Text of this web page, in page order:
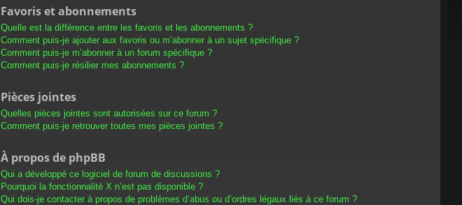
Favoris et abonnements
Quelle est la différence entre les favoris et les abonnements ?
Comment puis-je ajouter aux favoris ou m’abonner à un sujet spécifique ?
Comment puis-je m’abonner à un forum spécifique ?
Comment puis-je résilier mes abonnements ?
Pièces jointes
Quelles pièces jointes sont autorisées sur ce forum ?
Comment puis-je retrouver toutes mes pièces jointes ?
À propos de phpBB
Qui a développé ce logiciel de forum de discussions ?
Pourquoi la fonctionnalité X n’est pas disponible ?
Qui dois-je contacter à propos de problèmes d’abus ou d’ordres légaux liés à ce forum ?